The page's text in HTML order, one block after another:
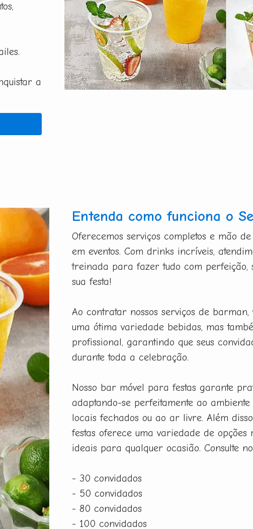
a
Entenda como funciona o
Oferecemos serviços completos e mão
em eventos. Com drinks incríveis,
treinada para fazer tudo com perfeição,
sua festa!
Ao contratar nossos serviços de
uma ótima variedade bebidas, mas
profissional, garantindo que seus
durante toda a celebração.
Nosso bar móvel para festas garante
adaptando-se perfeitamente ao ambiente
locais fechados ou ao ar livre. Além
festas oferece uma variedade de opções
ideais para qualquer ocasião. Consulte
- 30 convidados
- 50 convidados
- 80 convidados
- 100 convidados